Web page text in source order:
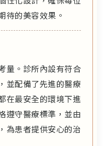
待的美容效果。
量。診所內設有符合
並配備了先進的醫療
在最安全的環境下進
遵守醫療標準，並由
為患者提供安心的治